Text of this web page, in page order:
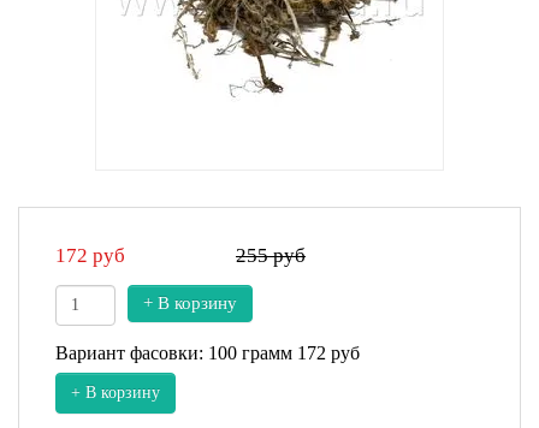
172 руб 255 руб
+ В корзину
Вариант фасовки: 100 грамм 172 руб
+ В корзину